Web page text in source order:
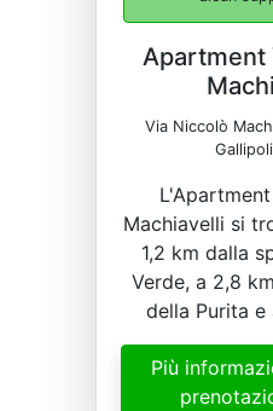
Apartment
Via Niccolò
Machiavelli si
1,2 km dalla
Verde, a 2,8
della Purita e
Più